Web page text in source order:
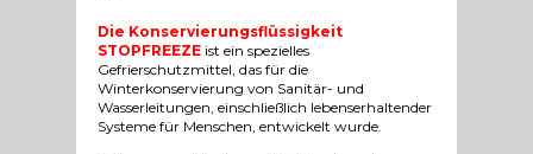
Die Konservierungsflüssigkeit
STOPFREEZE ist ein spezielles
Gefrierschutzmittel, das für die
Winterkonservierung von Sanitär- und
Wasserleitungen, einschließlich lebenserhaltender
Systeme für Menschen, entwickelt wurde.